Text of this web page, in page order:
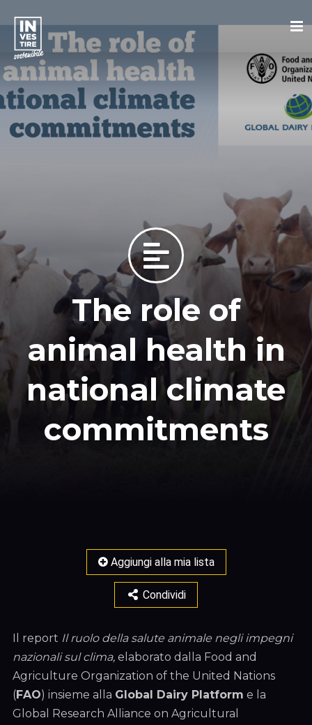
The role of
animal health in
national climate
commitments
Aggiungi alla mia lista
Condividi
Il report Il ruolo della salute animale negli impegni
nazionali sul clima,elaborato dalla Food and
Agriculture Organization of the United Nations
(FAO) insieme alla Global Dairy Platform e la
Global Research Alliance on Agricultural